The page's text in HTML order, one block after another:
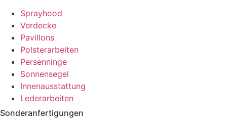
Sprayhood
Verdecke
Pavillons
Polsterarbeiten
Persenninge
Sonnensegel
Innenausstattung
Lederarbeiten
Sonderanfertigungen